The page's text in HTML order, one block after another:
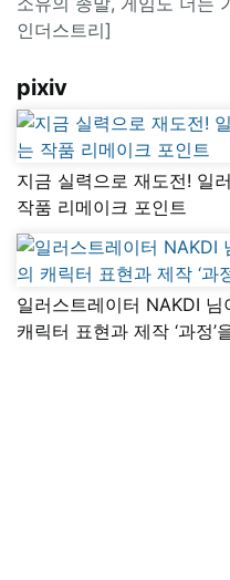
인더스트리]
pixiv
지금 실력으로 재도전! 일
작품 리메이크 포인트
일러스트레이터 NAKDI
캐릭터 표현과 제작 ‘과정